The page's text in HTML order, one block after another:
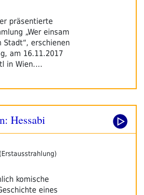
präsentierte
„Wer einsam
erschienen
am 16.11.2017
in Wien.…
Hessabi
komische
eines